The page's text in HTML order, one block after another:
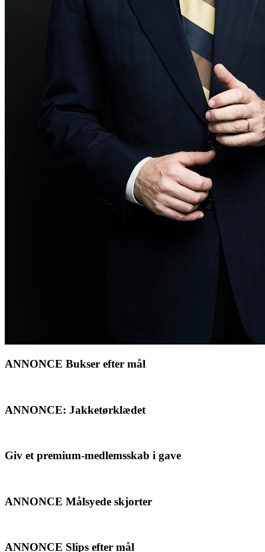
ANNONCE Bukser efter mål
ANNONCE: Jakketørklædet
Giv et premium-medlemsskab i gave
ANNONCE Målsyede skjorter
ANNONCE Slips efter mål